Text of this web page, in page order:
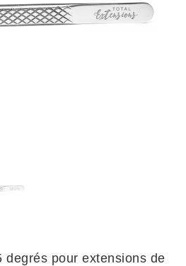
degrés pour extensions de